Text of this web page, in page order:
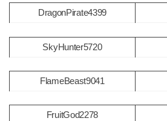
DragonPirate4399
SkyHunter5720
FlameBeast9041
FruitGod2278